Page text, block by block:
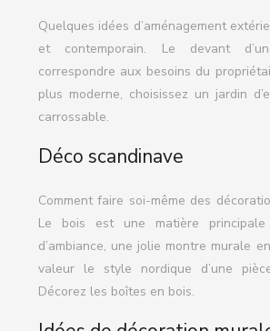
Quelques idées d’aménagement
et contemporain. Le devant
correspondre aux besoins du
plus moderne, choisissez un jardin
carrossable.
Déco scandinave
Comment faire soi-même des
Le bois est une matière
d’ambiance, une jolie montre murale
valeur le style nordique d’une
Décorez les boîtes en bois.